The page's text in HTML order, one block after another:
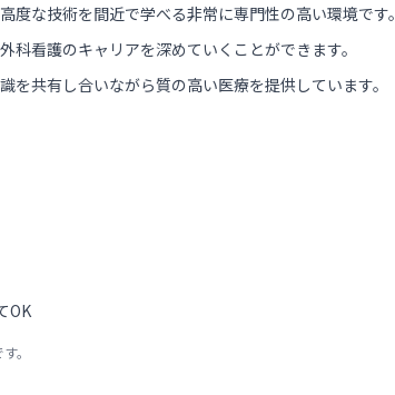
な技術を間近で学べる非常に専門性の高い環境です。
看護のキャリアを深めていくことができます。
共有し合いながら質の高い医療を提供しています。
OK
。